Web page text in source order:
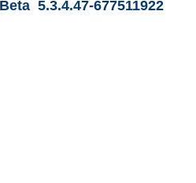
5.3.4.47-677511922